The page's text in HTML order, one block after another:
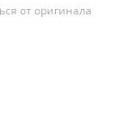
от оригинала